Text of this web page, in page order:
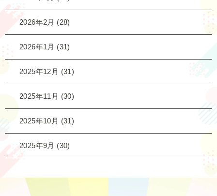
2026年2月 (28)
2026年1月 (31)
2025年12月 (31)
2025年11月 (30)
2025年10月 (31)
2025年9月 (30)